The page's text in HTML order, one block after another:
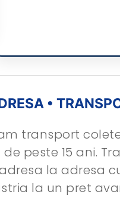
•
transport
peste 15 ani.
la adresa
la un pret